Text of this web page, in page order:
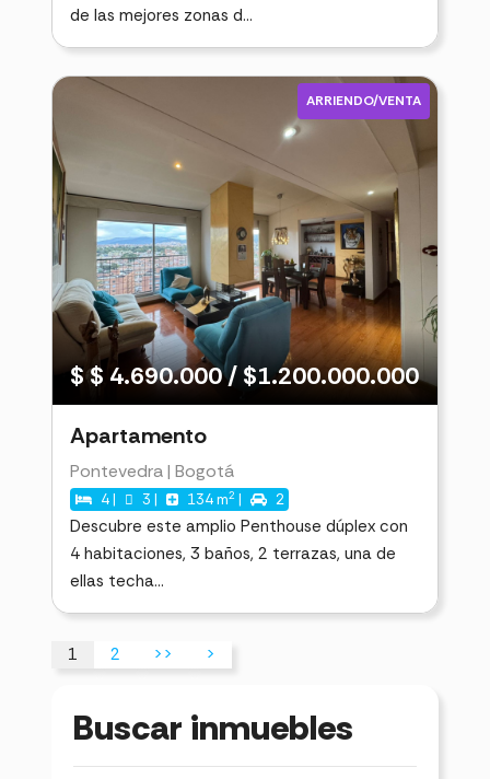
de las mejores zonas d...
ARRIENDO/VENTA
$ $ 4.690.000 / $1.200.000.000
Apartamento
Pontevedra | Bogotá
4 | 3 | 134 m2 | 2
Descubre este amplio Penthouse dúplex con
4 habitaciones, 3 baños, 2 terrazas, una de
ellas techa...
1 2 >> >
Buscar inmuebles